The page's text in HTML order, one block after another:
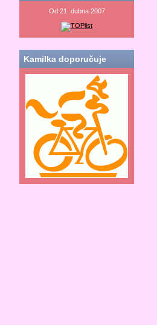
Od 21. dubna 2007
Kamilka doporučuje